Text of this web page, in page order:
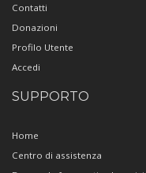
Contatti
Donazioni
Profilo Utente
Accedi
SUPPORTO
Home
Centro di assistenza